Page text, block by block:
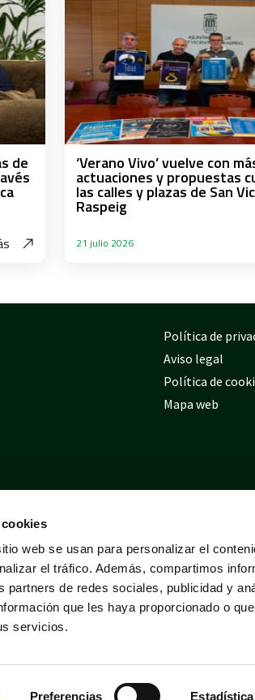
web se usan para personalizar el
el tráfico. Además, compartimos
partners de redes sociales, publicidad y
que les haya proporcionado o
servicios.
Preferencias Estadística
de ‘Verano Vivo’ vuelve con
actuaciones y propuestas
las calles y plazas de San
Raspeig
21 julio 2026
Política de
Aviso legal
Política de
Mapa web
Desarrollado porTrestristes